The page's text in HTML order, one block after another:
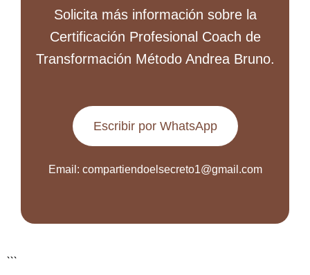
Solicita más información sobre la
Certificación Profesional Coach de
Transformación Método Andrea Bruno.
Escribir por WhatsApp
Email: compartiendoelsecreto1@gmail.com
```